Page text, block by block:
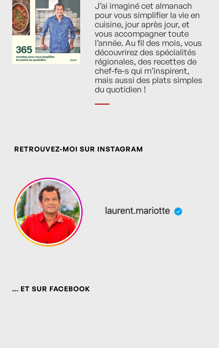
J’ai imaginé cet almanach
pour vous simplifier la vie en
cuisine, jour après jour, et
vous accompagner toute
l’année. Au fil des mois, vous
découvrirez des spécialités
régionales, des recettes de
chef-fe-s qui m’inspirent,
mais aussi des plats simples
du quotidien !
RETROUVEZ-MOI SUR INSTAGRAM
… ET SUR FACEBOOK